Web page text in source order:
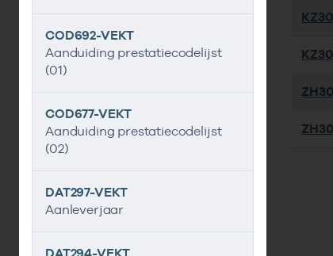
COD692-VEKT
Aanduiding prestatiecodelijst
(01)
COD677-VEKT
Aanduiding prestatiecodelijst
(02)
DAT297-VEKT
Aanleverjaar